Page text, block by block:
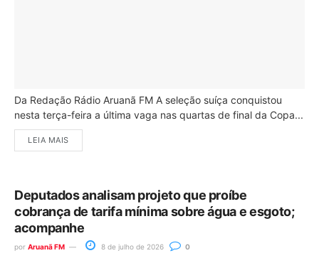
Da Redação Rádio Aruanã FM A seleção suíça conquistou
nesta terça-feira a última vaga nas quartas de final da Copa...
LEIA MAIS
Deputados analisam projeto que proíbe
cobrança de tarifa mínima sobre água e esgoto;
acompanhe
por Aruanã FM 8 de julho de 2026 0